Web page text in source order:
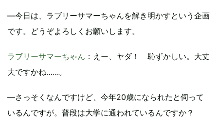
―今日は、ラブリーサマーちゃんを解き明かすという企画
です。どうぞよろしくお願いします。
ラブリーサマーちゃん ：えー、ヤダ！ 恥ずかしい。大丈
夫ですかね……。
―さっそくなんですけど、今年20歳になられたと伺って
いるんですが。普段は大学に通われているんですか？